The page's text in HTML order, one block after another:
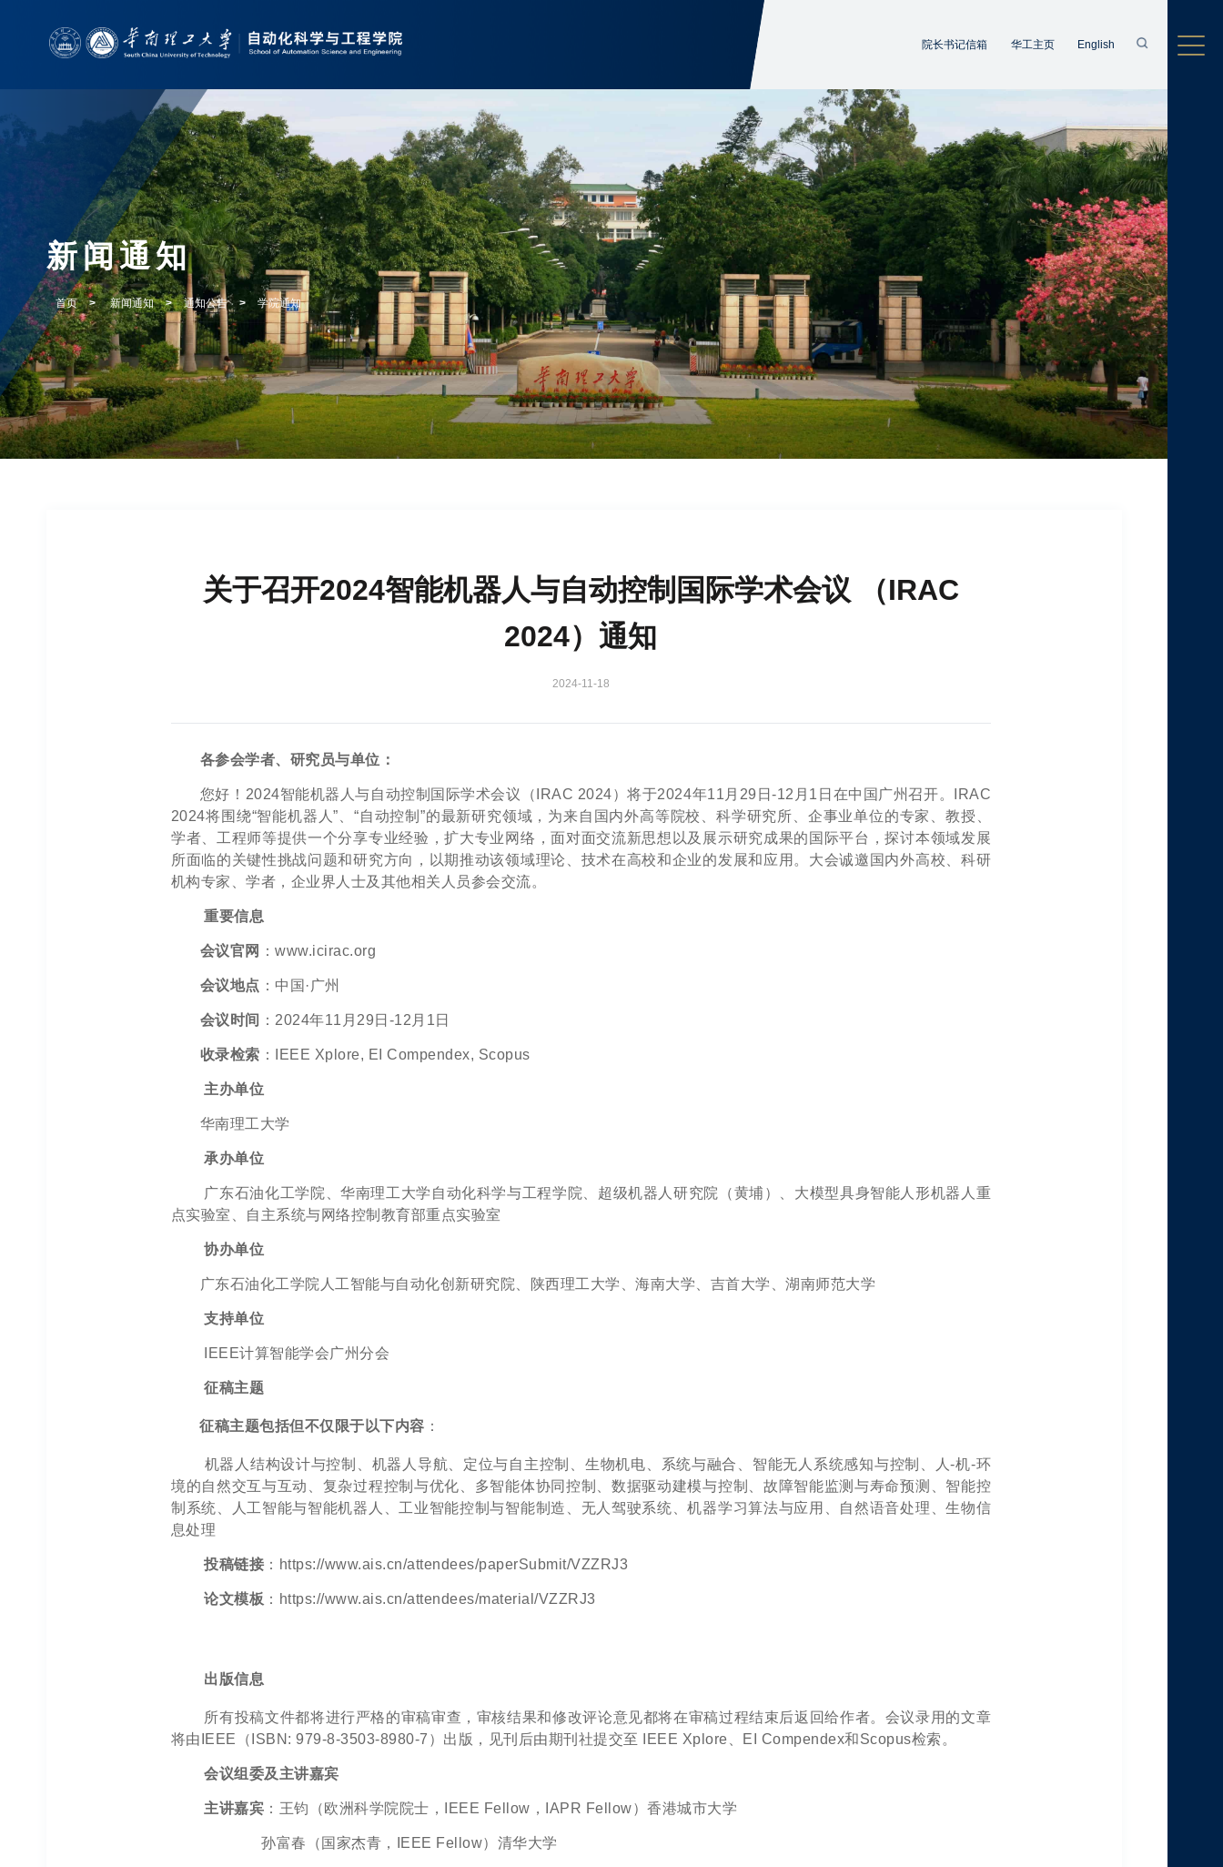
院长书记信箱 华工主页 English
新闻通知
首页 > 新闻通知 > 通知公告 > 学院通知
关于召开2024智能机器人与自动控制国际学术会议 （IRAC
2024）通知
2024-11-18
各参会学者、研究员与单位：
您好！2024智能机器人与自动控制国际学术会议（IRAC 2024）将于2024年11月29日-12月1日在中国广州召开。IRAC
2024将围绕“智能机器人”、“自动控制”的最新研究领域，为来自国内外高等院校、科学研究所、企事业单位的专家、教授、
学者、工程师等提供一个分享专业经验，扩大专业网络，面对面交流新思想以及展示研究成果的国际平台，探讨本领域发展
所面临的关键性挑战问题和研究方向，以期推动该领域理论、技术在高校和企业的发展和应用。大会诚邀国内外高校、科研
机构专家、学者，企业界人士及其他相关人员参会交流。
重要信息
会议官网 ：www.icirac.org
会议地点 ：中国·广州
会议时间 ：2024年11月29日-12月1日
收录检索 ：IEEE Xplore, EI Compendex, Scopus
主办单位
华南理工大学
承办单位
广东石油化工学院、华南理工大学自动化科学与工程学院、超级机器人研究院（黄埔）、大模型具身智能人形机器人重
点实验室、自主系统与网络控制教育部重点实验室
协办单位
广东石油化工学院人工智能与自动化创新研究院、陕西理工大学、海南大学、吉首大学、湖南师范大学
支持单位
IEEE计算智能学会广州分会
征稿主题
征稿主题包括但不仅限于以下内容 ：
机器人结构设计与控制、机器人导航、定位与自主控制、生物机电、系统与融合、智能无人系统感知与控制、人-机-环
境的自然交互与互动、复杂过程控制与优化、多智能体协同控制、数据驱动建模与控制、故障智能监测与寿命预测、智能控
制系统、人工智能与智能机器人、工业智能控制与智能制造、无人驾驶系统、机器学习算法与应用、自然语音处理、生物信
息处理
投稿链接 ：https://www.ais.cn/attendees/paperSubmit/VZZRJ3
论文模板 ：https://www.ais.cn/attendees/material/VZZRJ3
出版信息
所有投稿文件都将进行严格的审稿审查，审核结果和修改评论意见都将在审稿过程结束后返回给作者。会议录用的文章
将由IEEE（ISBN: 979-8-3503-8980-7）出版，见刊后由期刊社提交至 IEEE Xplore、EI Compendex和Scopus检索。
会议组委及主讲嘉宾
主讲嘉宾 ：王钧（欧洲科学院院士，IEEE Fellow，IAPR Fellow）香港城市大学
孙富春（国家杰青，IEEE Fellow）清华大学